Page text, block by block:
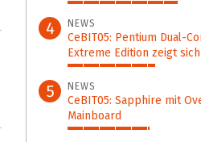
59%
4 NEWS
CeBIT05: Pentium Dual-
Extreme Edition zeigt sich
47%
5 NEWS
CeBIT05: Sapphire mit
Mainboard
44%